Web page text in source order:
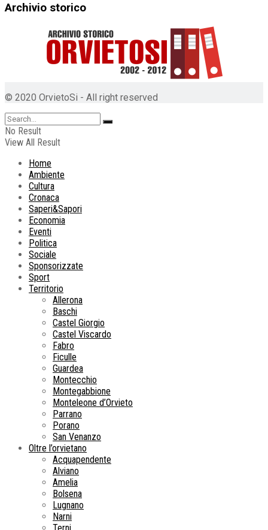
Archivio storico
© 2020 OrvietoSi - All right reserved
No Result
View All Result
Home
Ambiente
Cultura
Cronaca
Saperi&Sapori
Economia
Eventi
Politica
Sociale
Sponsorizzate
Sport
Territorio
Allerona
Baschi
Castel Giorgio
Castel Viscardo
Fabro
Ficulle
Guardea
Montecchio
Montegabbione
Monteleone d’Orvieto
Parrano
Porano
San Venanzo
Oltre l’orvietano
Acquapendente
Alviano
Amelia
Bolsena
Lugnano
Narni